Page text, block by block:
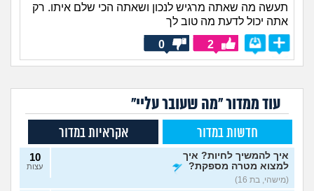
תעשה מה שאתה מרגיש לנכון ושאתה הכי שלם איתו. רק
אתה יכול לדעת מה טוב לך
2
0
עוד ממדור "מה שעובר עליי"
חדשות במדור אקראיות במדור
איך להמשיך לחיות? איך
למצוא מטרה מספקת?
(מישהי, בת 16)
10
עצות